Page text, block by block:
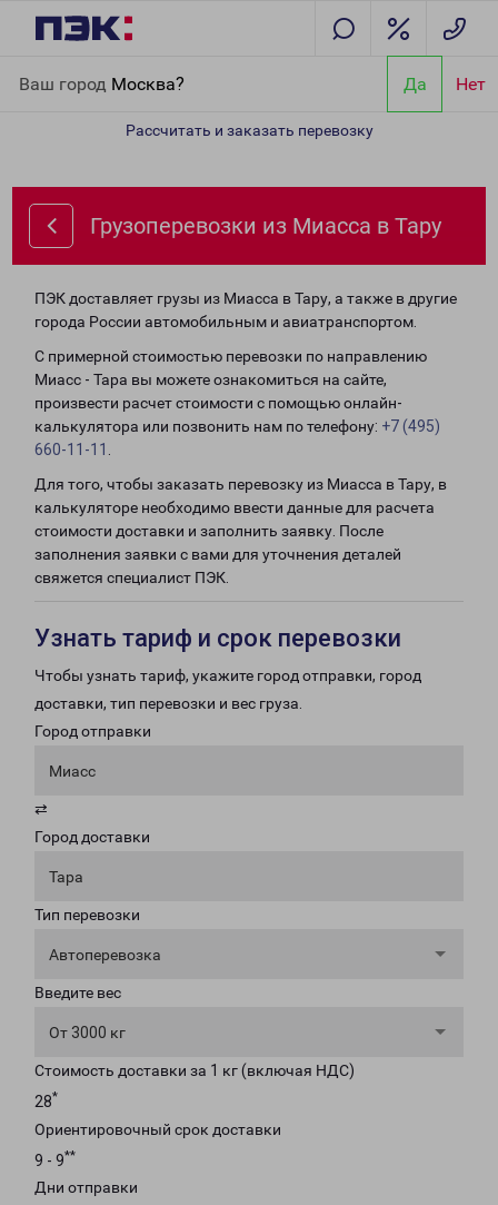
Ваш город Москва? Да Нет
Рассчитать и заказать перевозку
Грузоперевозки из Миасса в Тару
ПЭК доставляет грузы из Миасса в Тару, а также в другие
города России автомобильным и авиатранспортом.
С примерной стоимостью перевозки по направлению
Миасс - Тара вы можете ознакомиться на сайте,
произвести расчет стоимости с помощью онлайн-
калькулятора или позвонить нам по телефону: +7 (495)
660-11-11
Для того, чтобы заказать перевозку из Миасса в Тару, в
калькуляторе необходимо ввести данные для расчета
стоимости доставки и заполнить заявку. После
заполнения заявки с вами для уточнения деталей
свяжется специалист ПЭК.
Узнать тариф и срок перевозки
Чтобы узнать тариф, укажите город отправки, город
доставки, тип перевозки и вес груза.
Город отправки
Миасс
⇄
Город доставки
Тара
Тип перевозки
Автоперевозка
Введите вес
От 3000 кг
Стоимость доставки за 1 кг (включая НДС)
28*
Ориентировочный срок доставки
9 - 9**
Дни отправки